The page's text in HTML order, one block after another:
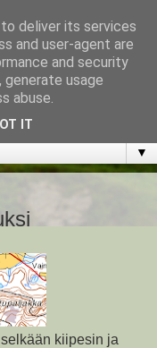
muuttaa
▼
kiipesin ja
deliver its services
and user-agent are
and security
usage
abuse.
IT